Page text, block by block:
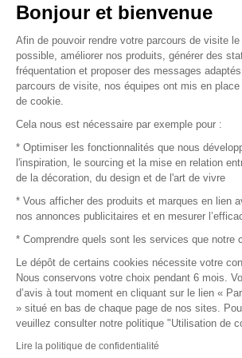
Vendez vos produits
Plan du site
© 2016 –Organisation
Recrutement
Mentions légales
Conditions
Bonjour et bienvenue
Afin de pouvoir rendre votre parcours de visite
possible, améliorer nos produits, générer des
fréquentation et proposer des messages
parcours de visite, nos équipes ont mis en
de cookie.
Cela nous est nécessaire par exemple pour :
* Optimiser les fonctionnalités que nous
l'inspiration, le sourcing et la mise en relation
de la décoration, du design et de l'art de vivre
* Vous afficher des produits et marques en lien
nos annonces publicitaires et en mesurer
* Comprendre quels sont les services que notre
Le dépôt de certains cookies nécessite votre
Nous conservons votre choix pendant 6 mois.
d’avis à tout moment en cliquant sur le lien «
» situé en bas de chaque page de nos sites.
veuillez consulter notre politique "Utilisation de
Lire la politique de confidentialité